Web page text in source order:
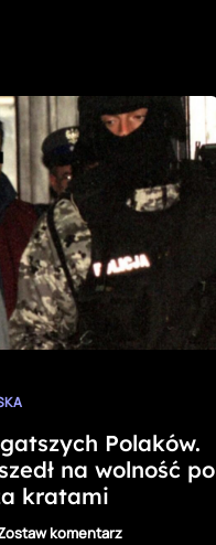
Polaków.
na wolność po
kratami
komentarz